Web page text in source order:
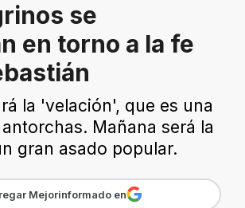
se
en torno a la fe
la 'velación', que es una
Mañana será la
gran asado popular.
Mejorinformado en